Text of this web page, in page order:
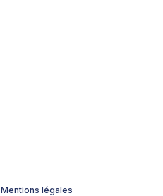
Mentions légales